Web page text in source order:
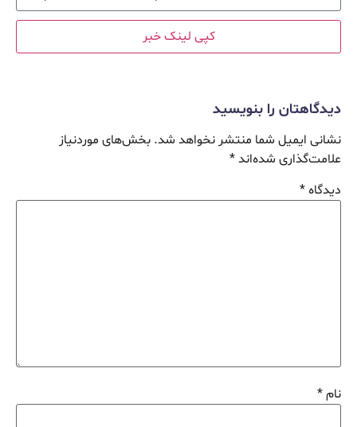
کپی لینک خبر
دیدگاهتان را بنویسید
نشانی ایمیل شما منتشر نخواهد شد. بخش‌های موردنیاز
علامت‌گذاری شده‌اند*
دیدگاه*
نام*